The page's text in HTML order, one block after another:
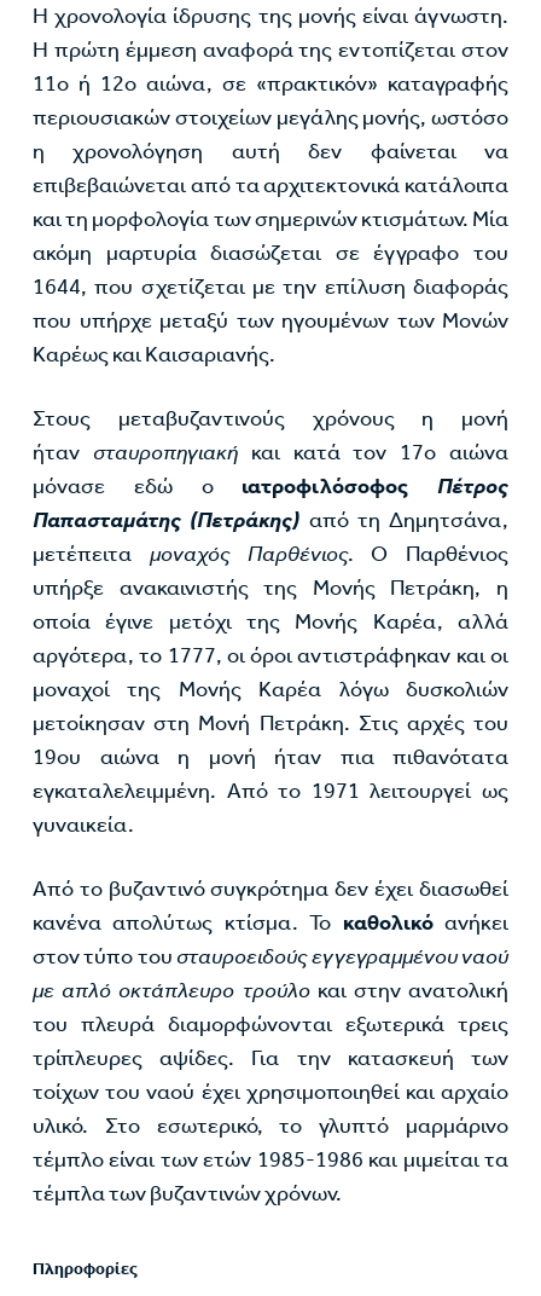
Η χρονολογία ίδρυσης της μονής είναι άγνωστη.
Η πρώτη έμμεση αναφορά της εντοπίζεται στον
11ο ή 12ο αιώνα, σε «πρακτικόν» καταγραφής
περιουσιακών στοιχείων μεγάλης μονής, ωστόσο
η χρονολόγηση αυτή δεν φαίνεται να
επιβεβαιώνεται από τα αρχιτεκτονικά κατάλοιπα
και τη μορφολογία των σημερινών κτισμάτων. Μία
ακόμη μαρτυρία διασώζεται σε έγγραφο του
1644, που σχετίζεται με την επίλυση διαφοράς
που υπήρχε μεταξύ των ηγουμένων των Μονών
Καρέως και Καισαριανής.
Στους μεταβυζαντινούς χρόνους η μονή
ήταν σταυροπηγιακήκαι κατά τον 17ο αιώνα
μόνασε εδώ ο ιατροφιλόσοφος Πέτρος
Παπασταμάτης (Πετράκης) από τη Δημητσάνα,
μετέπειτα μοναχός Παρθένιος. Ο Παρθένιος
υπήρξε ανακαινιστής της Μονής Πετράκη, η
οποία έγινε μετόχι της Μονής Καρέα, αλλά
αργότερα, το 1777, οι όροι αντιστράφηκαν και οι
μοναχοί της Μονής Καρέα λόγω δυσκολιών
μετοίκησαν στη Μονή Πετράκη. Στις αρχές του
19ου αιώνα η μονή ήταν πια πιθανότατα
εγκαταλελειμμένη. Από το 1971 λειτουργεί ως
γυναικεία.
Από το βυζαντινό συγκρότημα δεν έχει διασωθεί
κανένα απολύτως κτίσμα. Το καθολικόανήκει
στον τύπο τουσταυροειδούς εγγεγραμμένου ναού
με απλό οκτάπλευρο τρούλοκαι στην ανατολική
του πλευρά διαμορφώνονται εξωτερικά τρεις
τρίπλευρες αψίδες. Για την κατασκευή των
τοίχων του ναού έχει χρησιμοποιηθεί και αρχαίο
υλικό. Στο εσωτερικό, το γλυπτό μαρμάρινο
τέμπλο είναι των ετών 1985-1986 και μιμείται τα
τέμπλα των βυζαντινών χρόνων.
Πληροφορίες